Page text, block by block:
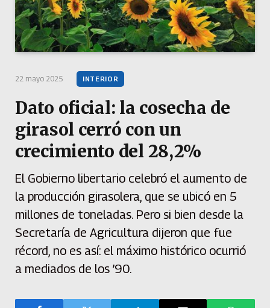
22 mayo 2025 INTERIOR
Dato oficial: la cosecha de
girasol cerró con un
crecimiento del 28,2%
El Gobierno libertario celebró el aumento de
la producción girasolera, que se ubicó en 5
millones de toneladas. Pero si bien desde la
Secretaría de Agricultura dijeron que fue
récord, no es así: el máximo histórico ocurrió
a mediados de los ’90.